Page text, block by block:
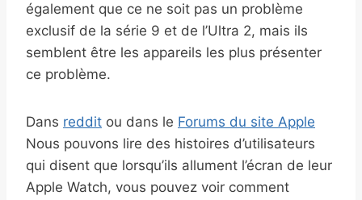
également que ce ne soit pas un problème
exclusif de la série 9 et de l’Ultra 2, mais ils
semblent être les appareils les plus présenter
ce problème.
Dans reddit ou dans le Forums du site Apple
Nous pouvons lire des histoires d’utilisateurs
qui disent que lorsqu’ils allument l’écran de leur
Apple Watch, vous pouvez voir comment